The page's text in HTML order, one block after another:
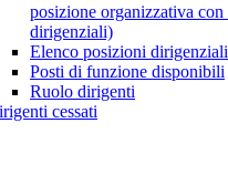
posizione organizzativa
dirigenziali)
Elenco posizioni
Posti di funzione disponibili
Ruolo dirigenti
cessati